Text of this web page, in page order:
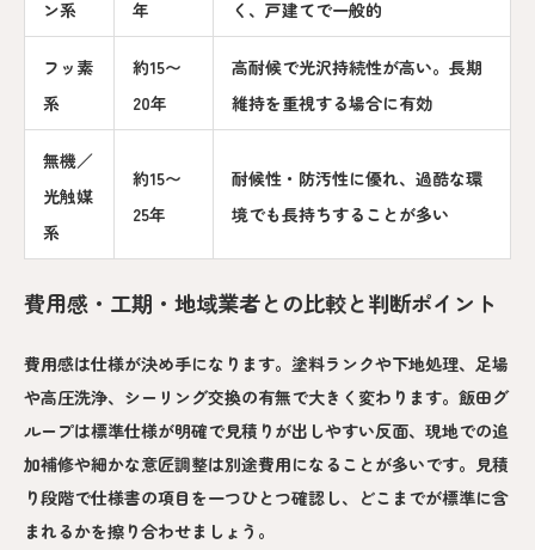
ン系
年
く、戸建てで一般的
フッ素
系
約15〜
20年
高耐候で光沢持続性が高い。長期
維持を重視する場合に有効
無機／
光触媒
系
約15〜
25年
耐候性・防汚性に優れ、過酷な環
境でも長持ちすることが多い
費用感・工期・地域業者との比較と判断ポイント
費用感は仕様が決め手になります。塗料ランクや下地処理、足場
や高圧洗浄、シーリング交換の有無で大きく変わります。飯田グ
ループは標準仕様が明確で見積りが出しやすい反面、現地での追
加補修や細かな意匠調整は別途費用になることが多いです。見積
り段階で仕様書の項目を一つひとつ確認し、どこまでが標準に含
まれるかを擦り合わせましょう。